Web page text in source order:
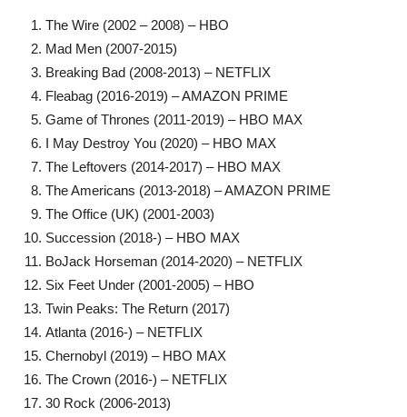
The Wire (2002 – 2008) – HBO
Mad Men (2007-2015)
Breaking Bad (2008-2013) – NETFLIX
Fleabag (2016-2019) – AMAZON PRIME
Game of Thrones (2011-2019) – HBO MAX
I May Destroy You (2020) – HBO MAX
The Leftovers (2014-2017) – HBO MAX
The Americans (2013-2018) – AMAZON PRIME
The Office (UK) (2001-2003)
Succession (2018-) – HBO MAX
BoJack Horseman (2014-2020) – NETFLIX
Six Feet Under (2001-2005) – HBO
Twin Peaks: The Return (2017)
Atlanta (2016-) – NETFLIX
Chernobyl (2019) – HBO MAX
The Crown (2016-) – NETFLIX
30 Rock (2006-2013)